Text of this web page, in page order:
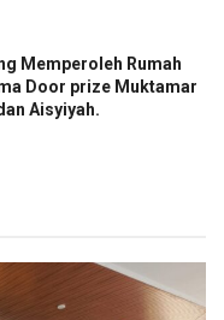
Memperoleh Rumah
Door prize Muktamar
Aisyiyah.